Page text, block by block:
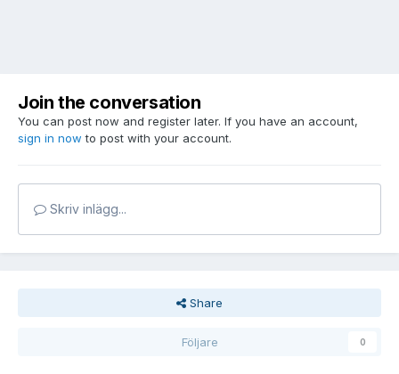
Join the conversation
You can post now and register later. If you have an account,
sign in now to post with your account.
Skriv inlägg...
Share
Följare 0